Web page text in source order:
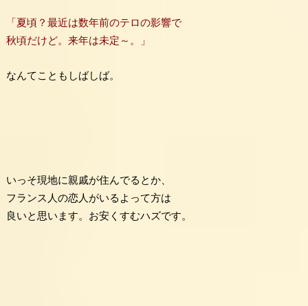
「夏頃？最近は数年前のテロの影響で
秋頃だけど。来年は未定～。」
なんてこともしばしば。
いっそ現地に親戚が住んでるとか、
フランス人の恋人がいるよって方は
良いと思います。お安くすむハズです。